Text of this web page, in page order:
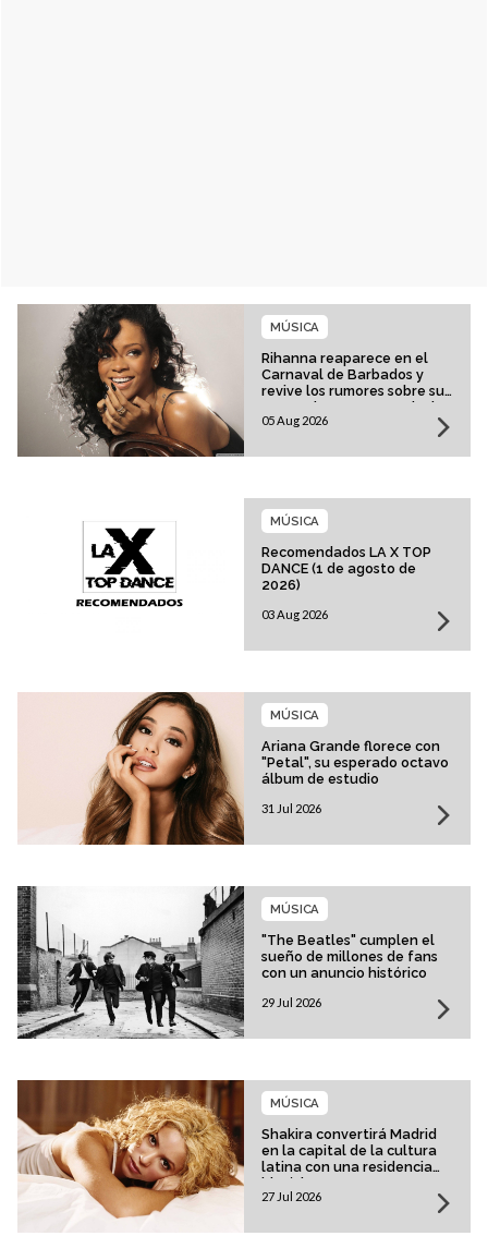
Rihanna reaparece en el
Carnaval de Barbados y
revive los rumores sobre su
esperado regreso musical
MÚSICA
05 Aug 2026
Recomendados LA X TOP
DANCE (1 de agosto de
2026)
MÚSICA
03 Aug 2026
Ariana Grande florece con
"Petal", su esperado octavo
álbum de estudio
MÚSICA
31 Jul 2026
"The Beatles" cumplen el
sueño de millones de fans
con un anuncio histórico
MÚSICA
29 Jul 2026
Shakira convertirá Madrid
en la capital de la cultura
latina con una residencia
histórica
MÚSICA
27 Jul 2026